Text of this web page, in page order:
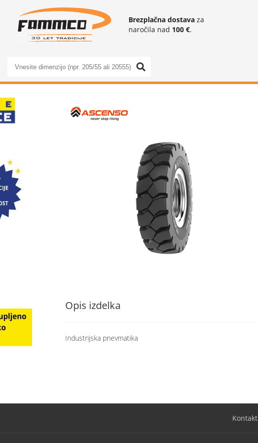
Brezplačna dostava za
naročila nad 100 €.
Opis izdelka
Industrijska pnevmatika
Kontakt